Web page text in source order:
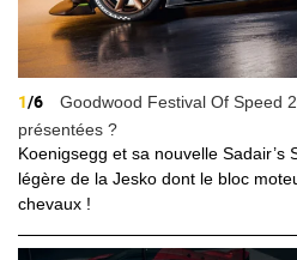
1/6
Goodwood Festival Of Speed
présentées ?
Koenigsegg et sa nouvelle Sadair’s
légère de la Jesko dont le bloc
chevaux !